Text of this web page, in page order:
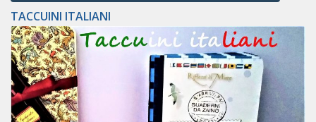
TACCUINI ITALIANI